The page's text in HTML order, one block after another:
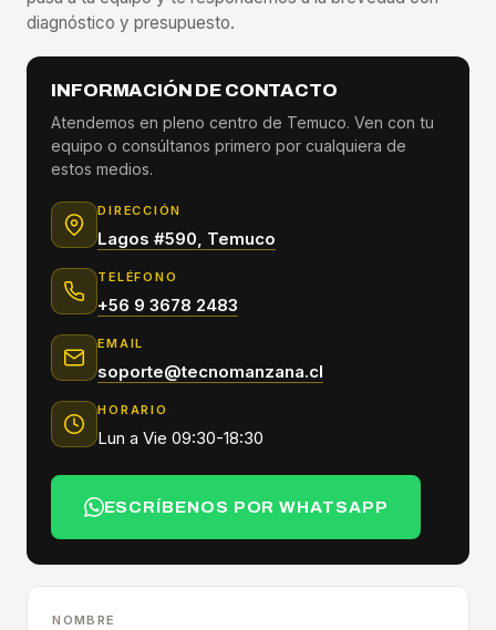
diagnóstico y presupuesto.
INFORMACIÓN DE CONTACTO
Atendemos en pleno centro de Temuco. Ven con tu
equipo o consúltanos primero por cualquiera de
estos medios.
DIRECCIÓN
Lagos #590, Temuco
TELÉFONO
+56 9 3678 2483
EMAIL
soporte@tecnomanzana.cl
HORARIO
Lun a Vie 09:30-18:30
ESCRÍBENOS POR WHATSAPP
NOMBRE